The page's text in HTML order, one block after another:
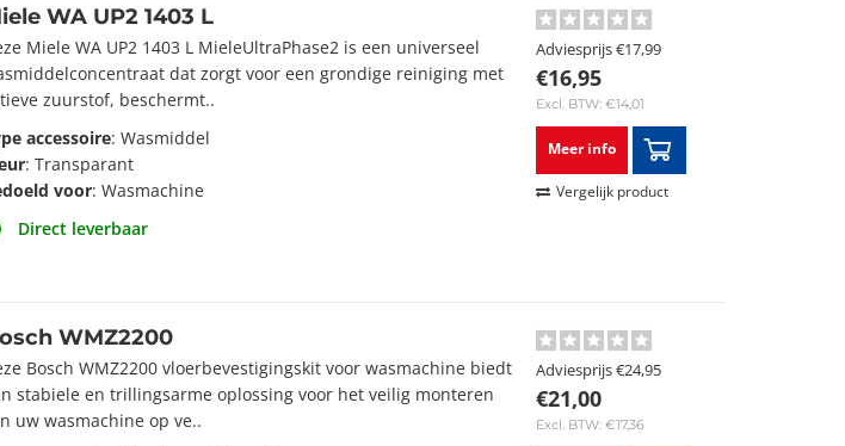
WA UP2 1403 L
Miele WA UP2 1403 L MieleUltraPhase2 is een universeel
dat zorgt voor een grondige reiniging met
zuurstof, beschermt..
accessoire: Wasmiddel
: Transparant
voor: Wasmachine
Direct leverbaar
Adviesprijs€17,99
€16,95
Excl. BTW: €14,01
Meer info
Vergelijk product
WMZ2200
Bosch WMZ2200 vloerbevestigingskit voor wasmachine biedt
stabiele en trillingsarme oplossing voor het veilig monteren
uw wasmachine op ve..
Adviesprijs€24,95
€21,00
Excl. BTW: €17,36